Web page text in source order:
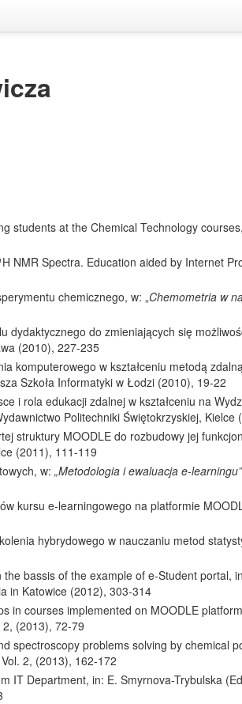
students at the Chemical Technology
NMR Spectra. Education aided by Internet
chemicznego, w: „Chemometria w
dydaktycznego do zmieniających się
(2010), 227-235
komputerowego w kształceniu metodą
Szkoła Informatyki w Łodzi (2010), 19-22
i rola edukacji zdalnej w kształceniu na
Politechniki Świętokrzyskiej, Kielce
struktury MOODLE do rozbudowy jej
(2011), 111-119
w:„Metodologia i ewaluacja e-
kursu e-learningowego na platformie
hybrydowego w nauczaniu metod
bassis of the example of e-Student portal,
in Katowice (2012), 303-314
in courses implemented on MOODLE
(2013), 72-79
spectroscopy problems solving by chemical
2, (2013), 162-172
IT Department, in: E. Smyrnova-Trybulska